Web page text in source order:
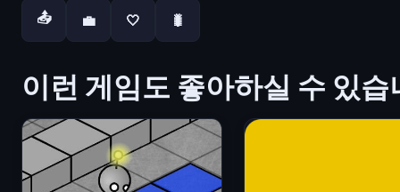
📤 💼 🤍 🐛
이런 게임도 좋아하실 수 있습